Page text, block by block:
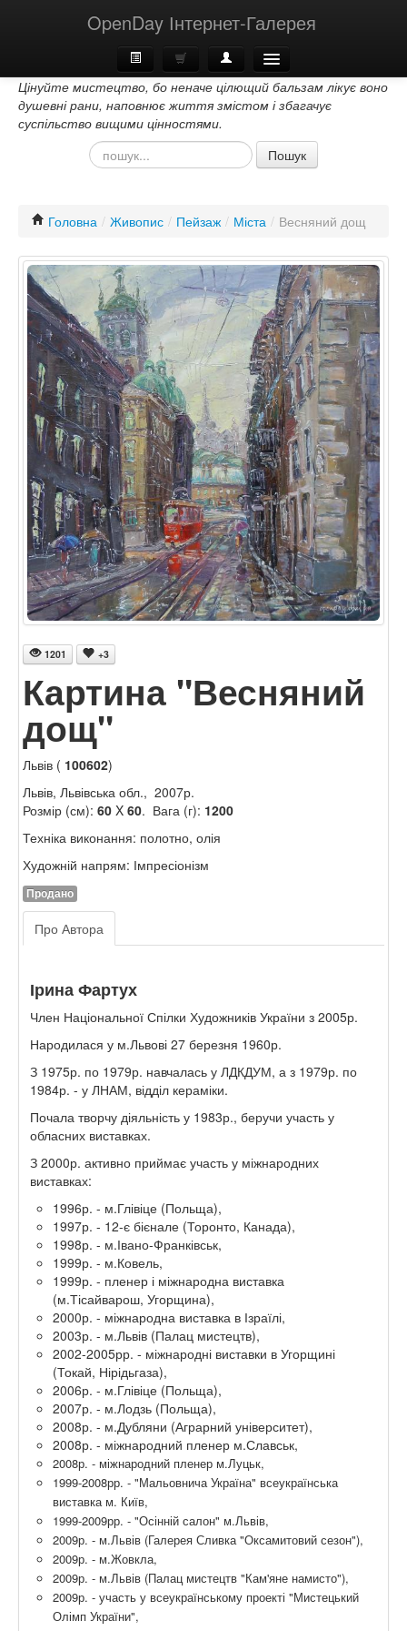
OpenDay Інтернет-Галерея
Головна
Про Нас
Цінуйте мистецтво, бо неначе цілющий бальзам лікує воно
душевні рани, наповнює життя змістом і збагачує
суспільство вищими цінностями.
Пошук
Головна / Живопис / Пейзаж / Міста / Весняний дощ
1201 +3
Картина "Весняний
дощ"
Львів ( 100602)
Львів, Львівська обл., 2007р.
Розмір (см): 60 X 60. Вага (г): 1200
Техніка виконання: полотно, олія
Художній напрям: Імпресіонізм
Продано
Про Автора
Ірина Фартух
Член Національної Спілки Художників України з 2005р.
Народилася у м.Львові 27 березня 1960р.
З 1975р. по 1979р. навчалась у ЛДКДУМ, а з 1979р. по
1984р. - у ЛНАМ, відділ кераміки.
Почала творчу діяльність у 1983р., беручи участь у
обласних виставках.
З 2000р. активно приймає участь у міжнародних
виставках:
1996р. - м.Глівіце (Польща),
1997р. - 12-є бієнале (Торонто, Канада),
1998р. - м.Івано-Франківськ,
1999р. - м.Ковель,
1999р. - пленер і міжнародна виставка
(м.Тісайварош, Угорщина),
2000р. - міжнародна виставка в Ізраїлі,
2003р. - м.Львів (Палац мистецтв),
2002-2005рр. - міжнародні виставки в Угорщині
(Токай, Нірідьгаза),
2006р. - м.Глівіце (Польща),
2007р. - м.Лодзь (Польща),
2008р. - м.Дубляни (Аграрний університет),
2008р. - міжнародний пленер м.Славськ,
2008р. - міжнародний пленер м.Луцьк,
1999-2008рр. - "Мальовнича Україна" всеукраїнська
виставка м. Київ,
1999-2009рр. - "Осінній салон" м.Львів,
2009р. - м.Львів (Галерея Сливка "Оксамитовий сезон"),
2009р. - м.Жовкла,
2009р. - м.Львів (Палац мистецтв "Кам'яне намисто"),
2009р. - участь у всеукраїнському проекті "Мистецький
Олімп України",